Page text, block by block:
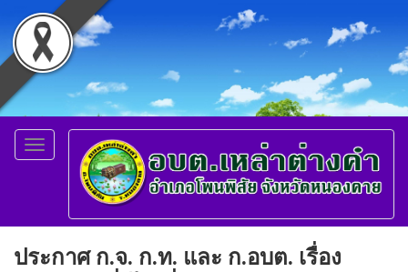
Toggle
navigation
ประกาศ ก.จ. ก.ท. และ ก.อบต. เรื่อง